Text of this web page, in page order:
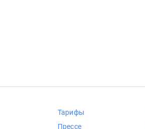
Тарифы
Прессе